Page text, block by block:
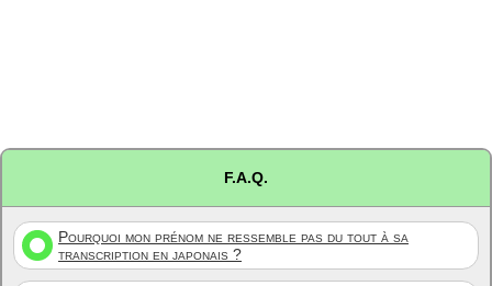
F.A.Q.
Pourquoi mon prénom ne ressemble pas du tout à sa
transcription en japonais ?